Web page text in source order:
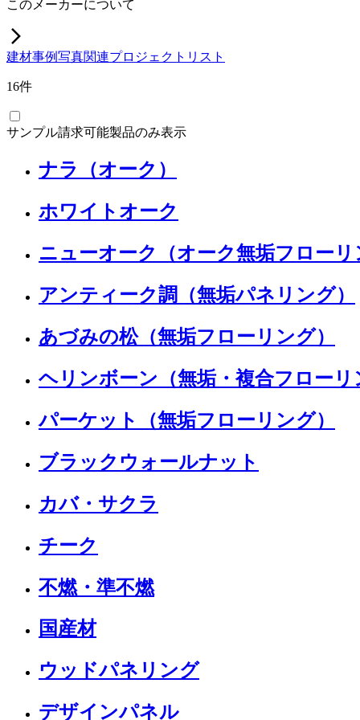
このメーカーについて
建材事例写真関連プロジェクト リスト
16件
サンプル請求可能製品のみ表示
ナラ（オーク）
ホワイトオーク
ニューオーク（オーク無垢フローリ
アンティーク調（無垢パネリング）
あづみの松（無垢フローリング）
ヘリンボーン（無垢・複合フローリ
パーケット（無垢フローリング）
ブラックウォールナット
カバ・サクラ
チーク
不燃・準不燃
国産材
ウッドパネリング
デザインパネル